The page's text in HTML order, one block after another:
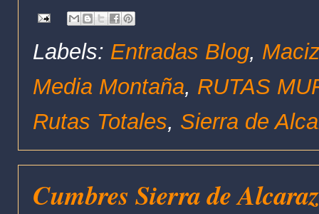
Labels: Entradas Blog,
Media Montaña, RUTAS
Rutas Totales, Sierra de
Cumbres Sierra de